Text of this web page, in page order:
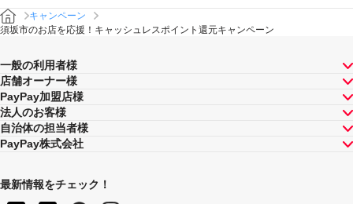
キャンペーン
須坂市のお店を応援！キャッシュレスポイント還元キャンペーン
一般の利用者様
店舗オーナー様
PayPay加盟店様
法人のお客様
自治体の担当者様
PayPay株式会社
最新情報をチェック！